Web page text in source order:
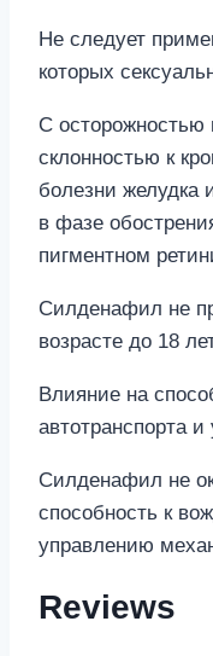
Не следует
которых
С осторожностью
склонностью к
болезни желудка
в фазе
пигментном
Силденафил не
возрасте до 18
Влияние на
автотранспорта
Силденафил не
способность к
управлению
Reviews